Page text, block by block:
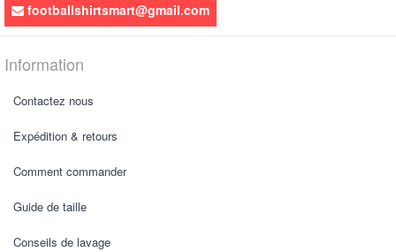
footballshirtsmart@gmail.com
Information
Contactez nous
Expédition & retours
Comment commander
Guide de taille
Conseils de lavage